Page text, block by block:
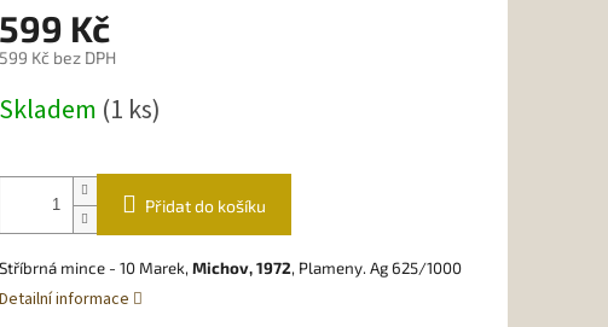
599 Kč
599 Kč bez DPH
cena:
Skladem (1 ks)
Přidat do košíku
Stříbrná mince - 10 Marek, Michov, 1972, Plameny. Ag 625/1000
Detailní informace